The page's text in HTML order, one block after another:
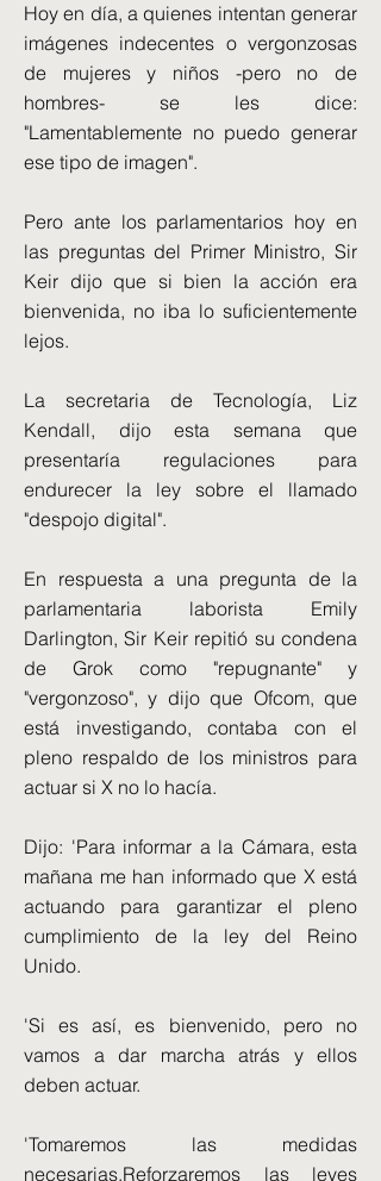
Hoy en día, a quienes intentan generar
imágenes indecentes o vergonzosas
de mujeres y niños -pero no de
hombres- se les dice:
"Lamentablemente no puedo generar
ese tipo de imagen".
Pero ante los parlamentarios hoy en
las preguntas del Primer Ministro, Sir
Keir dijo que si bien la acción era
bienvenida, no iba lo suficientemente
lejos.
La secretaria de Tecnología, Liz
Kendall, dijo esta semana que
presentaría regulaciones para
endurecer la ley sobre el llamado
"despojo digital".
En respuesta a una pregunta de la
parlamentaria laborista Emily
Darlington, Sir Keir repitió su condena
de Grok como "repugnante" y
"vergonzoso", y dijo que Ofcom, que
está investigando, contaba con el
pleno respaldo de los ministros para
actuar si X no lo hacía.
Dijo: 'Para informar a la Cámara, esta
mañana me han informado que X está
actuando para garantizar el pleno
cumplimiento de la ley del Reino
Unido.
'Si es así, es bienvenido, pero no
vamos a dar marcha atrás y ellos
deben actuar.
'Tomaremos las medidas
necesarias.Reforzaremos las leyes